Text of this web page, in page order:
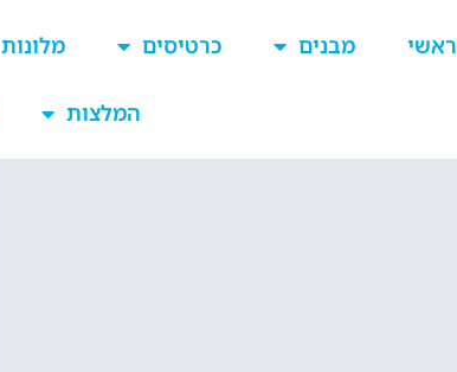
ראשי מבנים כרטיסים מלונות
המלצות